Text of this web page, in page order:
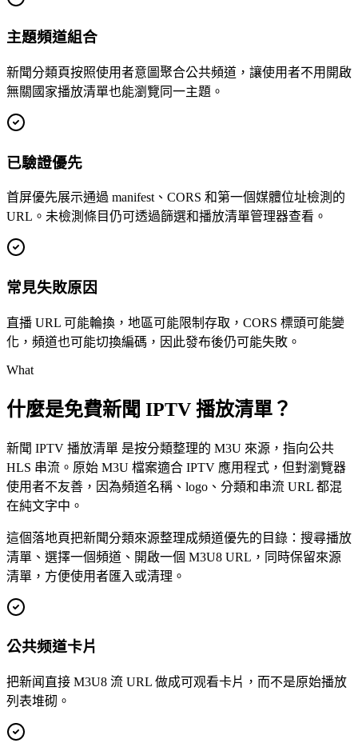
主題頻道組合
新聞分類頁按照使用者意圖聚合公共頻道，讓使用者不用開啟
無關國家播放清單也能瀏覽同一主題。
已驗證優先
首屏優先展示通過 manifest、CORS 和第一個媒體位址檢測的
URL。未檢測條目仍可透過篩選和播放清單管理器查看。
常見失敗原因
直播 URL 可能輪換，地區可能限制存取，CORS 標頭可能變
化，頻道也可能切換編碼，因此發布後仍可能失敗。
What
什麼是免費新聞 IPTV 播放清單？
新聞 IPTV 播放清單 是按分類整理的 M3U 來源，指向公共
HLS 串流。原始 M3U 檔案適合 IPTV 應用程式，但對瀏覽器
使用者不友善，因為頻道名稱、logo、分類和串流 URL 都混
在純文字中。
這個落地頁把新聞分類來源整理成頻道優先的目錄：搜尋播放
清單、選擇一個頻道、開啟一個 M3U8 URL，同時保留來源
清單，方便使用者匯入或清理。
公共频道卡片
把新闻直接 M3U8 流 URL 做成可观看卡片，而不是原始播放
列表堆砌。